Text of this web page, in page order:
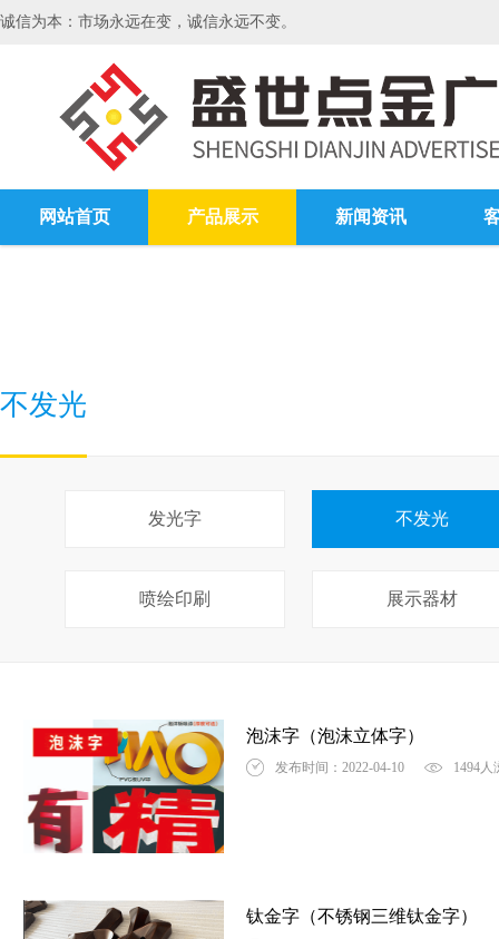
诚信为本：市场永远在变，诚信永远不变。
网站首页 产品展示 新闻资讯
不发光
发光字 不发光
喷绘印刷 展示器材
泡沫字（泡沫立体字）
发布时间：2022-04-10 1494人
钛金字（不锈钢三维钛金字）